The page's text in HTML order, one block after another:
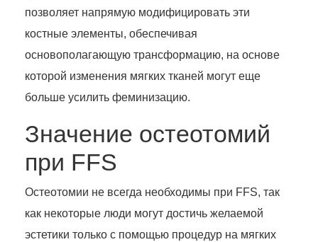
позволяет напрямую модифицировать эти
костные элементы, обеспечивая
основополагающую трансформацию, на основе
которой изменения мягких тканей могут еще
больше усилить феминизацию.
Значение остеотомий
при FFS
Остеотомии не всегда необходимы при FFS, так
как некоторые люди могут достичь желаемой
эстетики только с помощью процедур на мягких